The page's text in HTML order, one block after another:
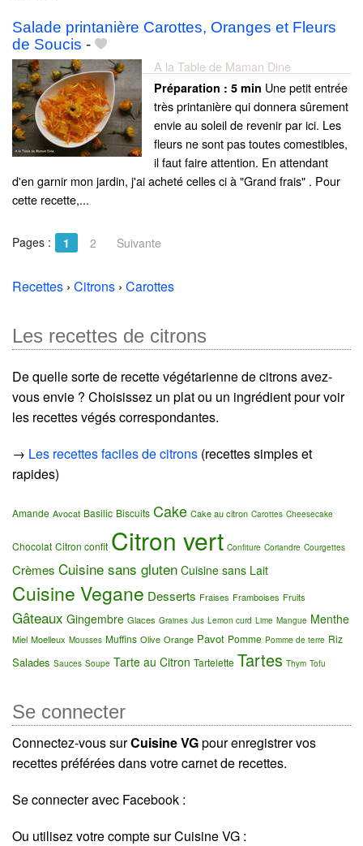
Salade printanière Carottes, Oranges et Fleurs
de Soucis -
A la Table de Maman Dine
Préparation : 5 min Une petit entrée
très printanière qui donnera sûrement
envie au soleil de revenir par ici. Les
fleurs ne sont pas toutes comestibles,
il faut faire attention. En attendant
d'en garnir mon jardin, j'ai acheté celles ci à "Grand frais" . Pour
cette recette,...
Pages : 1 2 Suivante
Recettes › Citrons › Carottes
Les recettes de citrons
De quelle sorte de recette végétarienne de citrons avez-
vous envie ? Choisissez un plat ou un ingrédient pour voir
les recettes végés correspondantes.
→ Les recettes faciles de citrons (recettes simples et
rapides)
Amande Avocat Basilic Biscuits Cake Cake au citron Carottes Cheesecake
Chocolat Citron confit Citron vert Confiture Coriandre Courgettes
Crèmes Cuisine sans gluten Cuisine sans Lait
Cuisine Vegane Desserts Fraises Framboises Fruits
Gâteaux Gingembre Glaces Graines Jus Lemon curd Lime Mangue Menthe
Miel Moelleux Mousses Muffins Olive Orange Pavot Pomme Pomme de terre Riz
Salades Sauces Soupe Tarte au Citron Tartelette Tartes Thym Tofu
Se connecter
Connectez-vous surCuisine VGpour enregistrer vos
recettes préférées dans votre carnet de recettes.
Se connecter avec Facebook :
Ou utilisez votre compte sur Cuisine VG :